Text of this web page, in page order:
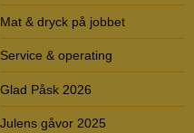
Mat & dryck på jobbet
Service & operating
Glad Påsk 2026
Julens gåvor 2025